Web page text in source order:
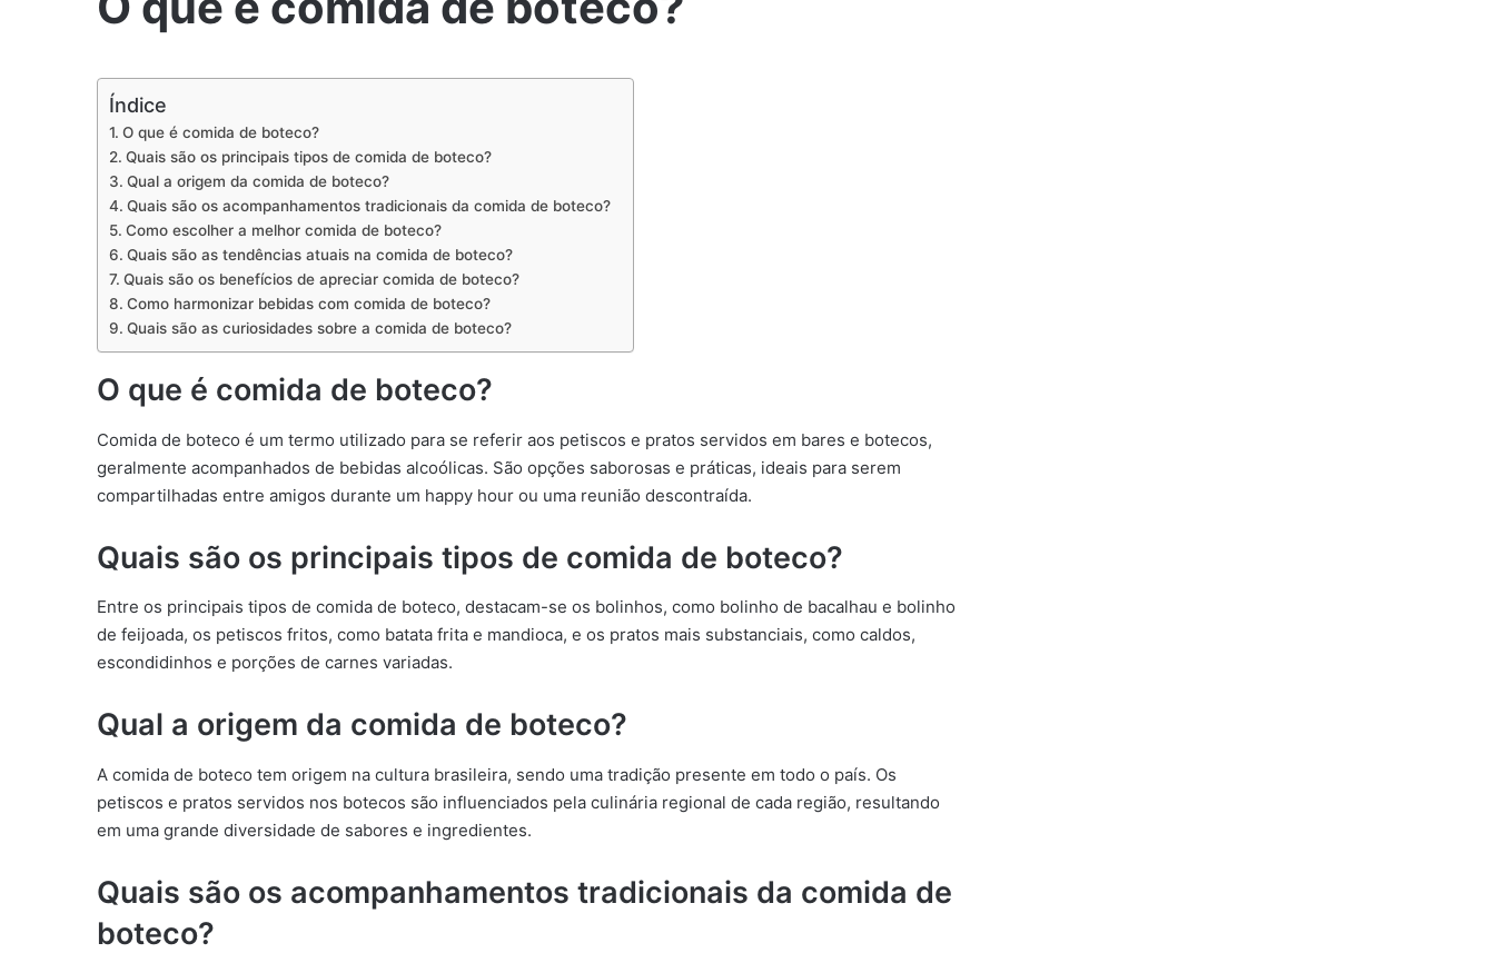
Índice
O que é comida de boteco?
Quais são os principais tipos de comida de boteco?
Qual a origem da comida de boteco?
Quais são os acompanhamentos tradicionais da comida de boteco?
Como escolher a melhor comida de boteco?
Quais são as tendências atuais na comida de boteco?
Quais são os benefícios de apreciar comida de boteco?
Como harmonizar bebidas com comida de boteco?
Quais são as curiosidades sobre a comida de boteco?
O que é comida de boteco?
Comida de boteco é um termo utilizado para se referir aos petiscos e pratos servidos em bares e botecos,
geralmente acompanhados de bebidas alcoólicas. São opções saborosas e práticas, ideais para serem
compartilhadas entre amigos durante um happy hour ou uma reunião descontraída.
Quais são os principais tipos de comida de boteco?
Entre os principais tipos de comida de boteco, destacam-se os bolinhos, como bolinho de bacalhau e bolinho
de feijoada, os petiscos fritos, como batata frita e mandioca, e os pratos mais substanciais, como caldos,
escondidinhos e porções de carnes variadas.
Qual a origem da comida de boteco?
A comida de boteco tem origem na cultura brasileira, sendo uma tradição presente em todo o país. Os
petiscos e pratos servidos nos botecos são influenciados pela culinária regional de cada região, resultando
em uma grande diversidade de sabores e ingredientes.
Quais são os acompanhamentos tradicionais da comida de
boteco?